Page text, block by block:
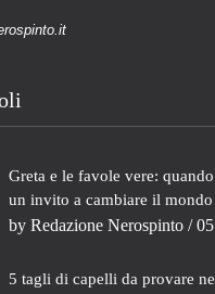
Greta e le favole vere:
un invito a cambiare il mondo
by Redazione Nerospinto /
5 tagli di capelli da provare